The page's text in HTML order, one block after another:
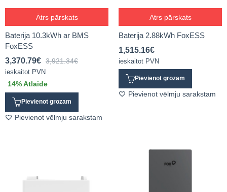
Ātrs pārskats
Baterija 10.3kWh ar BMS
FoxESS
3,370.79€ 3,921.34€
ieskaitot PVN
14% Atlaide
Pievienot grozam
Pievienot vēlmju sarakstam
Ātrs pārskats
Baterija 2.88kWh FoxESS
1,515.16€
ieskaitot PVN
Pievienot grozam
Pievienot vēlmju sarakstam